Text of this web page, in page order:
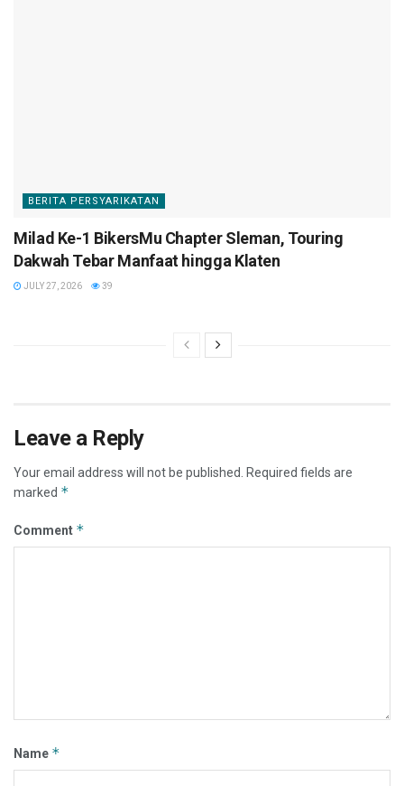
BERITA PERSYARIKATAN
Milad Ke-1 BikersMu Chapter Sleman, Touring
Dakwah Tebar Manfaat hingga Klaten
JULY 27, 2026 39
Leave a Reply
Your email address will not be published. Required fields are
marked *
Comment *
Name *